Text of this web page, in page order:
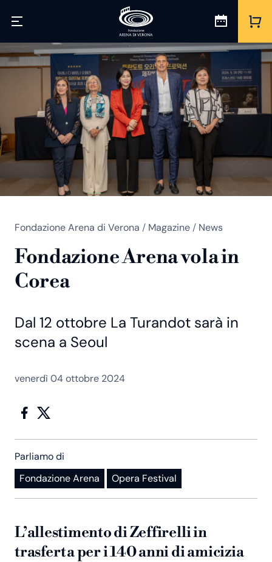
Fondazione Arena di Verona / Magazine / News
Fondazione Arena vola in
Corea
Dal 12 ottobre La Turandot sarà in
scena a Seoul
venerdì 04 ottobre 2024
Parliamo di
Fondazione Arena
Opera Festival
L’allestimento di Zeffirelli in
trasferta per i 140 anni di amicizia